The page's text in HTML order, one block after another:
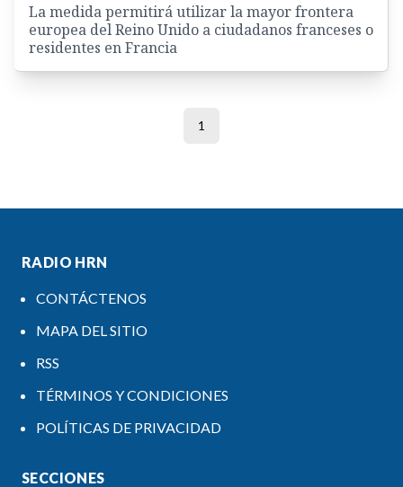
La medida permitirá utilizar la mayor frontera
europea del Reino Unido a ciudadanos franceses o
residentes en Francia
1
RADIO HRN
CONTÁCTENOS
MAPA DEL SITIO
RSS
TÉRMINOS Y CONDICIONES
POLÍTICAS DE PRIVACIDAD
SECCIONES